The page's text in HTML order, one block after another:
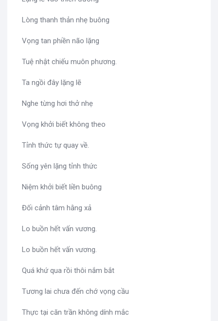
Lòng thanh thản nhẹ buông
Vọng tan phiền não lặng
Tuệ nhật chiếu muôn phương.
Ta ngồi đây lặng lẽ
Nghe từng hơi thở nhẹ
Vọng khởi biết không theo
Tỉnh thức tự quay về.
Sống yên lặng tỉnh thức
Niệm khởi biết liền buông
Đối cảnh tâm hằng xả
Lo buồn hết vấn vương.
Lo buồn hết vấn vương.
Quá khứ qua rồi thôi nắm bắt
Tương lai chưa đến chớ vọng cầu
Thực tại căn trần không dính mắc